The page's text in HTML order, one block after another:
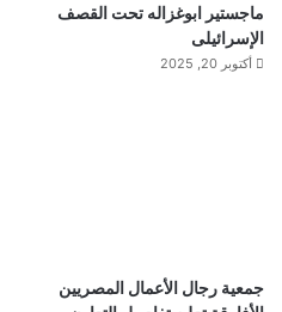
ماجستير ابوغزاله تحت القصف
الإسرائيلى
أكتوبر 20, 2025
جمعية رجال الأعمال المصريين